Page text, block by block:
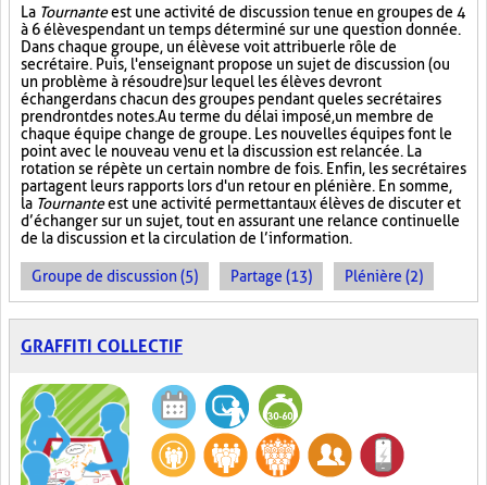
La Tournanteest une activité de discussion tenue en groupes de 4
à 6 élèves pendant un temps déterminé sur une question donnée.
Dans chaque groupe, un élève se voit attribuer le rôle de
secrétaire. Puis, l'enseignant propose un sujet de discussion (ou
un problème à résoudre) sur lequel les élèves devront
échanger dans chacun des groupes pendant que les secrétaires
prendront des notes. Au terme du délai imposé, un membre de
chaque équipe change de groupe. Les nouvelles équipes font le
point avec le nouveau venu et la discussion est relancée. La
rotation se répète un certain nombre de fois. Enfin, les secrétaires
partagent leurs rapports lors d'un retour en plénière. En somme,
la Tournanteest une activité permettant aux élèves de discuter et
d’échanger sur un sujet, tout en assurant une relance continuelle
de la discussion et la circulation de l’information.
Groupe de discussion (5) Partage (13) Plénière (2)
GRAFFITI COLLECTIF